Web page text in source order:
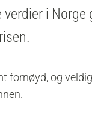
verdier i
fornøyd, og